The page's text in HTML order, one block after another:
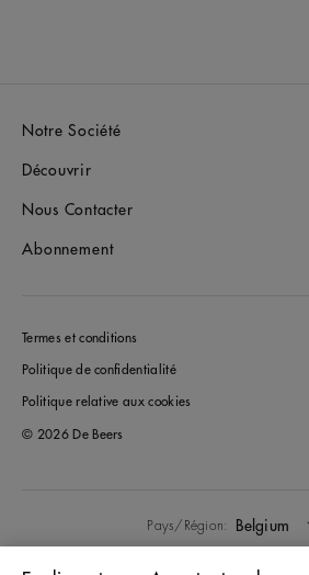
Notre Société
Découvrir
Nous Contacter
Abonnement
Termes et conditions
Politique de confidentialité
Politique relative aux cookies
© 2026 De Beers
Pays/Région: Belgium